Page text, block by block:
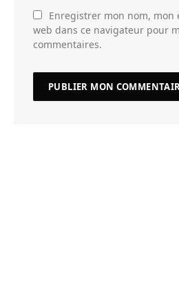
Enregistrer mon nom, mon
web dans ce navigateur pour
commentaires.